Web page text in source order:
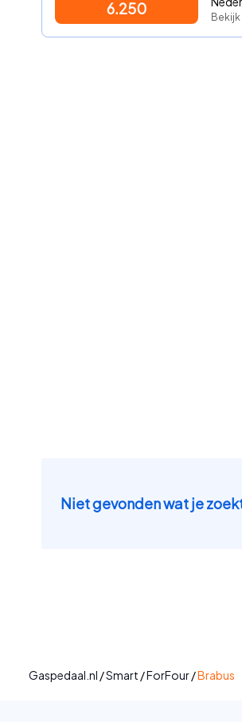
6.250
Niet gevonden wat je
Gaspedaal.nl /Smart /ForFour/Brabus